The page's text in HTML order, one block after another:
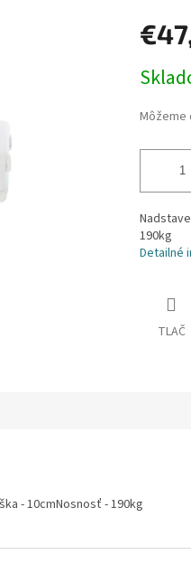
cena:
Môžeme
190kg
Detailné
TLAČ
- 10cmNosnosť - 190kg